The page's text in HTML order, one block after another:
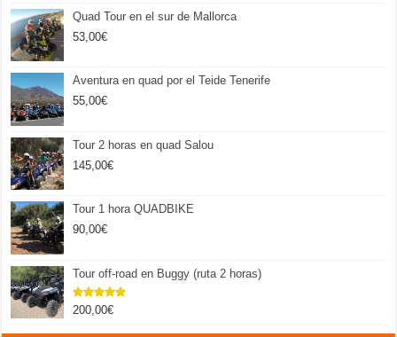
Quad Tour en el sur de Mallorca
53,00€
Aventura en quad por el Teide Tenerife
55,00€
Tour 2 horas en quad Salou
145,00€
Tour 1 hora QUADBIKE
90,00€
Tour off-road en Buggy (ruta 2 horas)
Valorado
de 5
200,00€